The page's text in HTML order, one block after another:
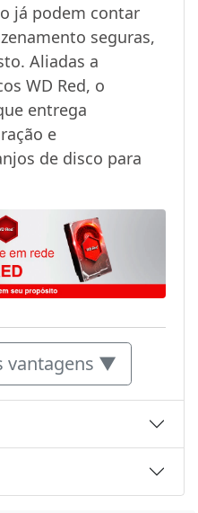
já podem contar
seguras,
Aliadas a
WD Red, o
entrega
e
de disco para
vantagens ▼